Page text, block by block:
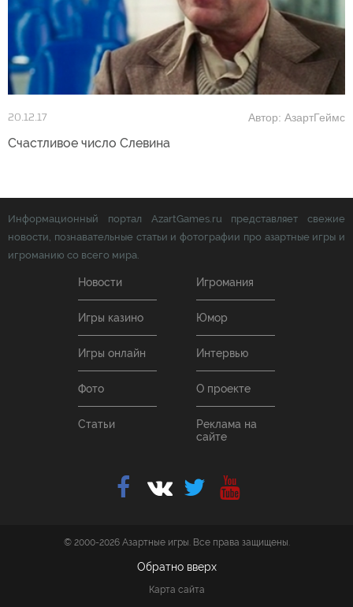
20.12.17 Автор: АзартГеймс
Счастливое число Слевина
Информационный портал AzartGames.ru представляет свежие
новости, познавательные статьи и фотографии про азартные игры и
игроманию со всего мира.
Новости Игромания
Игры казино Юмор
Игры онлайн Интервью
Фото О проекте
Статьи
Реклама на
сайте
© 2000-2026 Азартные игры. Все права защищены.
Обратно вверх
Карта сайта